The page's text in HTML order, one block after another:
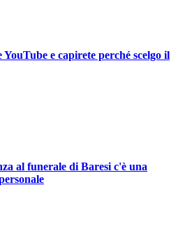
e capirete perché scelgo il
al funerale di Baresi c'è una